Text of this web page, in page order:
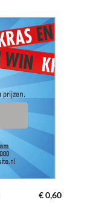
€0,60